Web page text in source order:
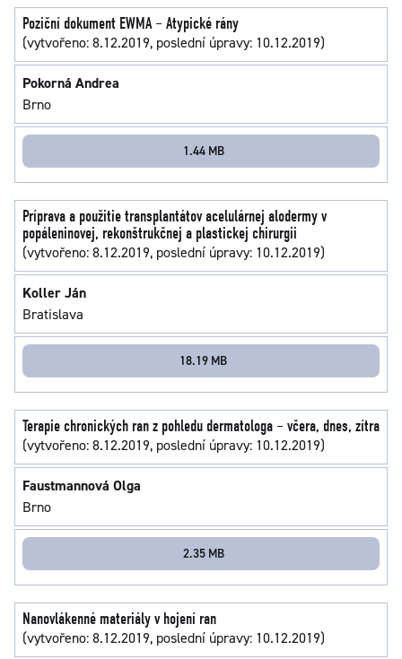
Poziční dokument EWMA – Atypické rány
(vytvořeno: 8.12.2019, poslední úpravy: 10.12.2019)
Pokorná Andrea
Brno
1.44 MB
Príprava a použitie transplantátov acelulárnej alodermy v
popáleninovej, rekonštrukčnej a plastickej chirurgii
(vytvořeno: 8.12.2019, poslední úpravy: 10.12.2019)
Koller Ján
Bratislava
18.19 MB
Terapie chronických ran z pohledu dermatologa – včera, dnes, zítra
(vytvořeno: 8.12.2019, poslední úpravy: 10.12.2019)
Faustmannová Olga
Brno
2.35 MB
Nanovlákenné materiály v hojení ran
(vytvořeno: 8.12.2019, poslední úpravy: 10.12.2019)